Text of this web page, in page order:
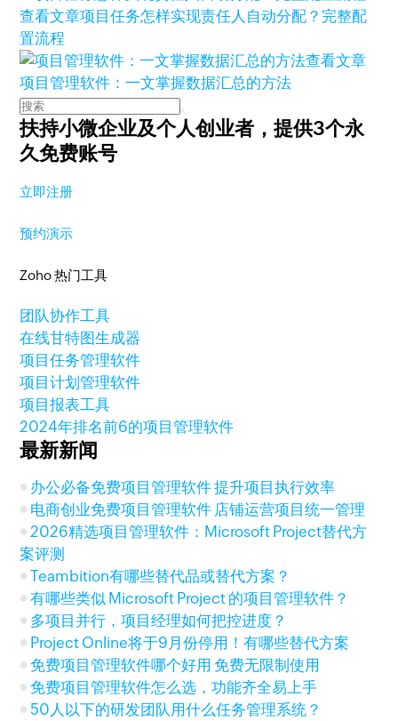
查看文章项目任务怎样实现责任人自动分配？完整配
置流程
查看文章
项目管理软件：一文掌握数据汇总的方法
扶持小微企业及个人创业者，提供3个永
久免费账号
立即注册
预约演示
Zoho 热门工具
团队协作工具
在线甘特图生成器
项目任务管理软件
项目计划管理软件
项目报表工具
2024年排名前6的项目管理软件
最新新闻
办公必备免费项目管理软件 提升项目执行效率
电商创业免费项目管理软件 店铺运营项目统一管理
2026精选项目管理软件：Microsoft Project替代方
案评测
Teambition有哪些替代品或替代方案？
有哪些类似 Microsoft Project 的项目管理软件？
多项目并行，项目经理如何把控进度？
Project Online将于9月份停用！有哪些替代方案
免费项目管理软件哪个好用 免费无限制使用
免费项目管理软件怎么选，功能齐全易上手
50人以下的研发团队用什么任务管理系统？